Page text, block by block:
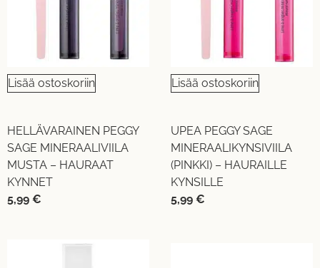
Lisää ostoskoriin
HELLÄVARAINEN PEGGY
SAGE MINERAALIVIILA
MUSTA – HAURAAT
KYNNET
5,99 €
Lisää ostoskoriin
UPEA PEGGY SAGE
MINERAALIKYNSIVIILA
(PINKKI) – HAURAILLE
KYNSILLE
5,99 €